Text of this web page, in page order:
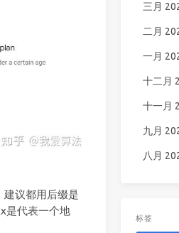
议都用后缀是
是代表一个地
三月
二月
一月
十二月
十一月
九月
八月
标签